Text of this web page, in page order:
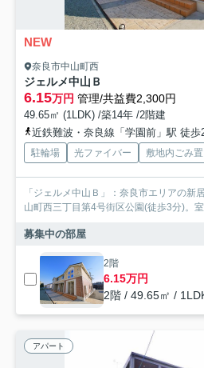
NEW
奈良市中山町西
ジェルメ中山Ｂ
6.15万円 管理/共益費2,300円
49.65㎡ (1LDK) /築14年 /2階建
近鉄難波・奈良線「学園前」駅 徒歩
駐輪場 光ファイバー 敷地内ごみ
「ジェルメ中山Ｂ」：奈良市エリアの新
山町西三丁目第4号街区公園(徒歩3分)。
募集中の部屋
2階
6.15万円
2階 / 49.65㎡ /
アパート